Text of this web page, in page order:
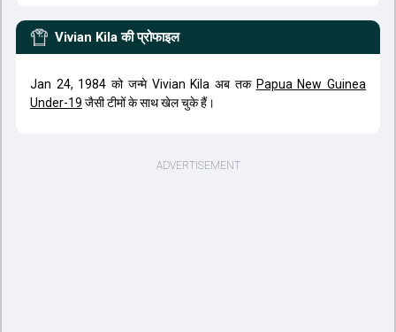
Vivian Kila की प्रोफाइल
Jan 24, 1984 को जन्मे Vivian Kila अब तक Papua New Guinea
Under-19 जैसी टीमों के साथ खेल चुके हैं।